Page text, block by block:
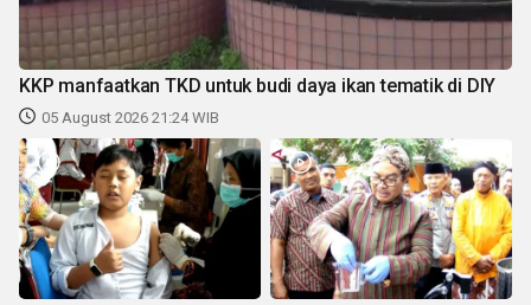
KKP manfaatkan TKD untuk budi daya ikan tematik di DIY
05 August 2026 21:24 WIB